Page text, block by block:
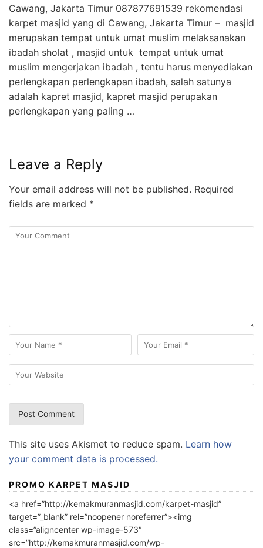
Cawang, Jakarta Timur 087877691539 rekomendasi
karpet masjid yang di Cawang, Jakarta Timur – masjid
merupakan tempat untuk umat muslim melaksanakan
ibadah sholat , masjid untuk tempat untuk umat
muslim mengerjakan ibadah , tentu harus menyediakan
perlengkapan perlengkapan ibadah, salah satunya
adalah kapret masjid, kapret masjid perupakan
perlengkapan yang paling …
Leave a Reply
Your email address will not be published. Required
fields are marked *
This site uses Akismet to reduce spam. Learn how
your comment data is processed.
PROMO KARPET MASJID
<a href=”http://kemakmuranmasjid.com/karpet-masjid”
target=”_blank” rel=”noopener noreferrer”><img
class=”aligncenter wp-image-573″
src=”http://kemakmuranmasjid.com/wp-